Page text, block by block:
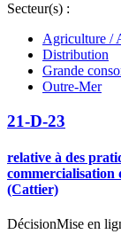
Secteur(s) :
Agriculture /
Distribution
Grande
Outre-Mer
21-D-23
relative à des
commercialisation
(Cattier)
DécisionMise en